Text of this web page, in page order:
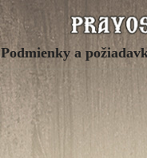
Podmienky a